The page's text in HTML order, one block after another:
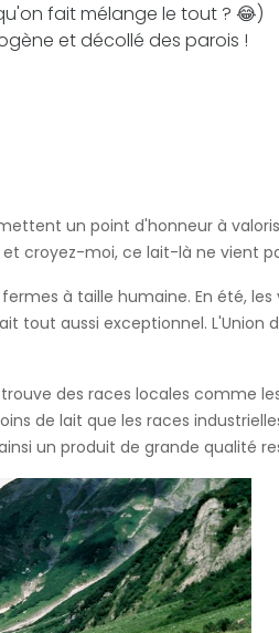
fait mélange le tout ? 😂)
et décollé des parois !
un point d'honneur à
croyez-moi, ce lait-là ne vient
à taille humaine. En été,
tout aussi exceptionnel. L'Union
des races locales comme
de lait que les races
un produit de grande qualité